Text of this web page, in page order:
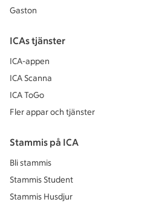
Gaston
ICAs tjänster
ICA-appen
ICA Scanna
ICA ToGo
Fler appar och tjänster
Stammis på ICA
Bli stammis
Stammis Student
Stammis Husdjur